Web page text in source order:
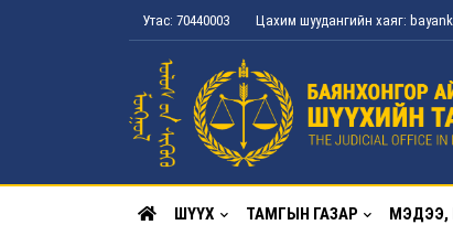
Утас: 70440003 Цахим шуудангийн хаяг:
ШҮҮХ ТАМГЫН ГАЗАР МЭДЭЭ,